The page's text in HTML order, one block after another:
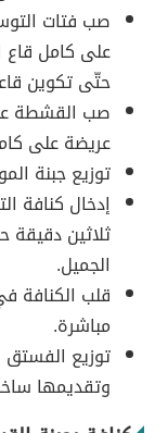
صب فتات
على كامل قاع
حتّى تكوين
صب القشطة
عريضة على
توزيع جبنة
إدخال كنافة
ثلاثين دقيقة
الجميل.
قلب الكنافة
مباشرة.
توزيع
وتقديمها